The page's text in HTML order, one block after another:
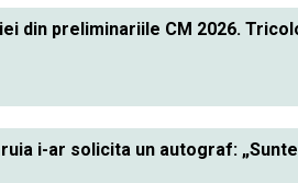
din preliminariile CM 2026.
i-ar solicita un autograf: